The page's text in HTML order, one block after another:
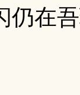
仍在